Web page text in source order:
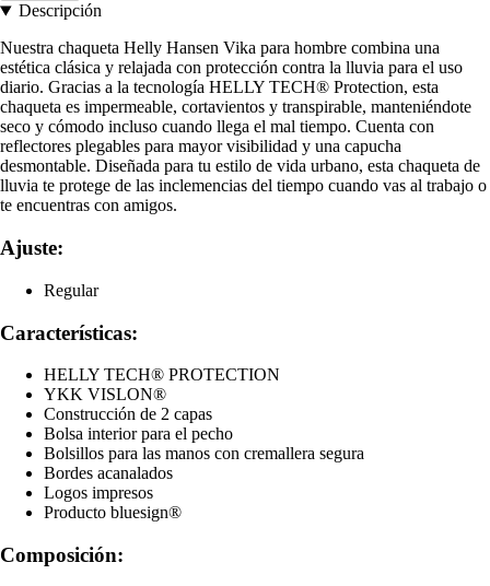
Descripción
Nuestra chaqueta Helly Hansen Vika para hombre combina una
estética clásica y relajada con protección contra la lluvia para el uso
diario. Gracias a la tecnología HELLY TECH® Protection, esta
chaqueta es impermeable, cortavientos y transpirable, manteniéndote
seco y cómodo incluso cuando llega el mal tiempo. Cuenta con
reflectores plegables para mayor visibilidad y una capucha
desmontable. Diseñada para tu estilo de vida urbano, esta chaqueta de
lluvia te protege de las inclemencias del tiempo cuando vas al trabajo o
te encuentras con amigos.
Ajuste:
Regular
Características:
HELLY TECH® PROTECTION
YKK VISLON®
Construcción de 2 capas
Bolsa interior para el pecho
Bolsillos para las manos con cremallera segura
Bordes acanalados
Logos impresos
Producto bluesign®
Composición: